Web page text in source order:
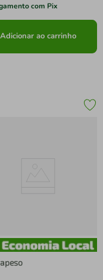
com Pix
Adicionar ao carrinho